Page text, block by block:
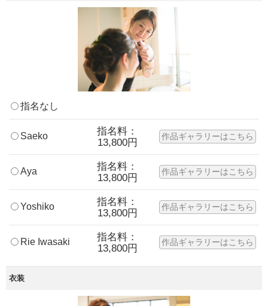
指名なし
Saeko
指名料：
13,800円
作品ギャラリーはこちら
Aya
指名料：
13,800円
作品ギャラリーはこちら
Yoshiko
指名料：
13,800円
作品ギャラリーはこちら
Rie Iwasaki
指名料：
13,800円
作品ギャラリーはこちら
衣装